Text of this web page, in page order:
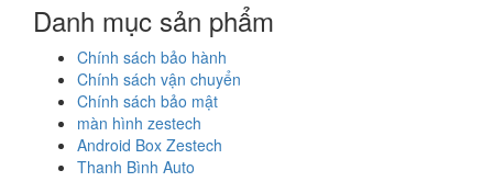
Danh mục sản phẩm
Chính sách bảo hành
Chính sách vận chuyển
Chính sách bảo mật
màn hình zestech
Android Box Zestech
Thanh Bình Auto